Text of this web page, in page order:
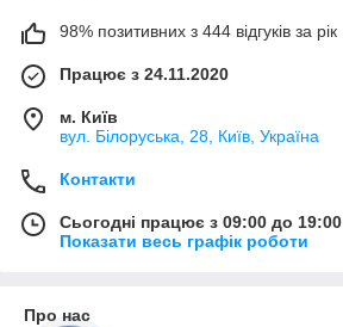
98% позитивних з 444 відгуків за рік
Працює з 24.11.2020
м. Київ
вул. Білоруська, 28, Київ, Україна
Контакти
Сьогодні працює з 09:00 до 19:00
Показати весь графік роботи
Про нас